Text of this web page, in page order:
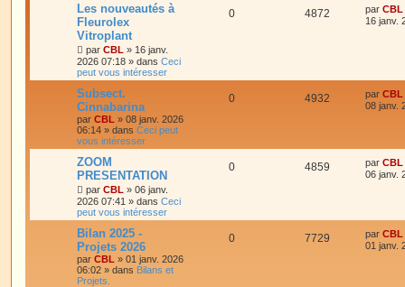
Les nouveautés à
Fleurolex
Vitroplant
par CBL » 16 janv.
2026 07:18 » dans Ceci
peut vous intéresser
0 4872 par CBL
16 janv.
Subsect.
Cinnabarina
par CBL » 08 janv. 2026
06:14 » dans Ceci peut
vous intéresser
0 4932 par CBL
08 janv.
ZOOM
PRESENTATION
par CBL » 06 janv.
2026 07:41 » dans Ceci
peut vous intéresser
0 4859 par CBL
06 janv.
Bilan 2025 -
Projets 2026
par CBL » 01 janv. 2026
06:02 » dans Bilans et
Projets.
0 7729 par CBL
01 janv.